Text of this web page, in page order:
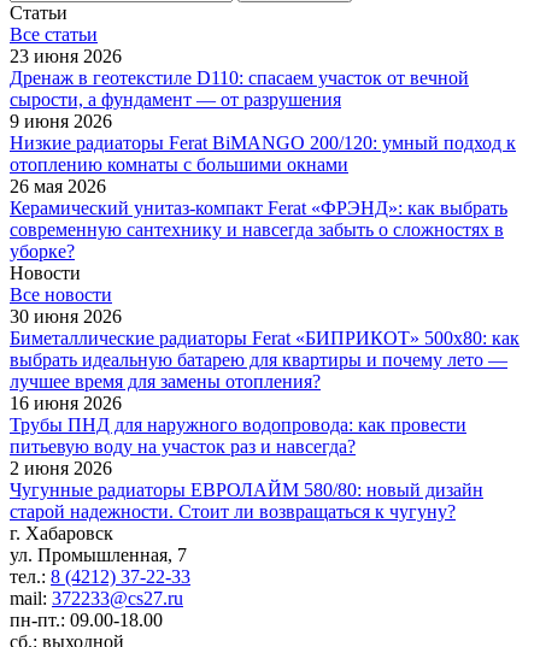
Статьи
Все cтатьи
23 июня 2026
Дренаж в геотекстиле D110: спасаем участок от вечной
сырости, а фундамент — от разрушения
9 июня 2026
Низкие радиаторы Ferat BiMANGO 200/120: умный подход к
отоплению комнаты с большими окнами
26 мая 2026
Керамический унитаз-компакт Ferat «ФРЭНД»: как выбрать
современную сантехнику и навсегда забыть о сложностях в
уборке?
Новости
Все новости
30 июня 2026
Биметаллические радиаторы Ferat «БИПРИКОТ» 500x80: как
выбрать идеальную батарею для квартиры и почему лето —
лучшее время для замены отопления?
16 июня 2026
Трубы ПНД для наружного водопровода: как провести
питьевую воду на участок раз и навсегда?
2 июня 2026
Чугунные радиаторы ЕВРОЛАЙМ 580/80: новый дизайн
старой надежности. Стоит ли возвращаться к чугуну?
г. Хабаровск
ул. Промышленная, 7
тел.: 8 (4212) 37-22-33
mail: 372233@cs27.ru
пн-пт.: 09.00-18.00
сб.: выходной